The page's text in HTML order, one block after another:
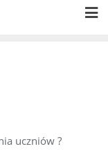
uczniów ?